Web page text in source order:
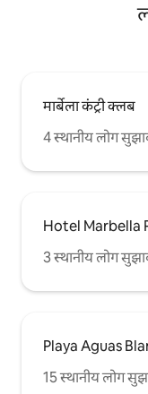
मार्बेला कंट्री क्लब
4 स्थानीय लोग
Hotel Marbella
3 स्थानीय लोग
Playa Aguas
15 स्थानीय लोग